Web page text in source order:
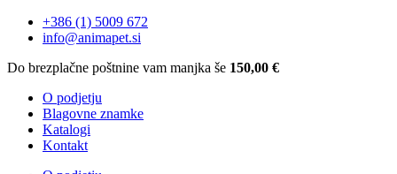
+386 (1) 5009 672
info@animapet.si
Do brezplačne poštnine vam manjka še 150,00 €
O podjetju
Blagovne znamke
Katalogi
Kontakt